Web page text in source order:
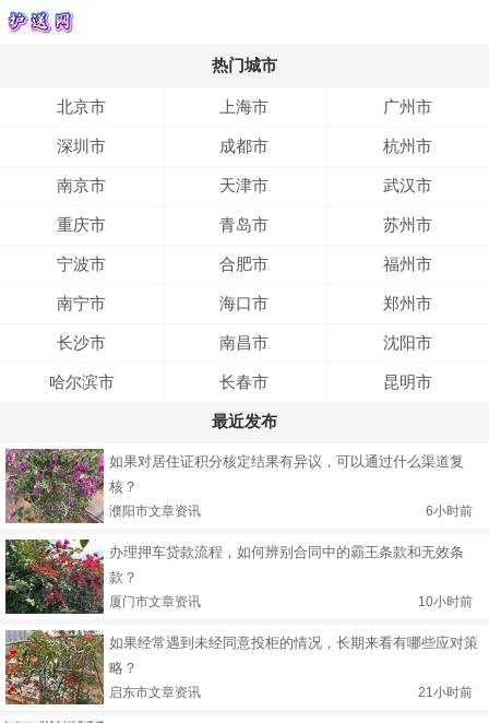
热门城市
北京市 上海市 广州市
深圳市 成都市 杭州市
南京市 天津市 武汉市
重庆市 青岛市 苏州市
宁波市 合肥市 福州市
南宁市 海口市 郑州市
长沙市 南昌市 沈阳市
哈尔滨市 长春市 昆明市
最近发布
如果对居住证积分核定结果有异议，可以通过什么渠道复
核？
濮阳市文章资讯 6小时前
办理押车贷款流程，如何辨别合同中的霸王条款和无效条
款？
厦门市文章资讯 10小时前
如果经常遇到未经同意投柜的情况，长期来看有哪些应对策
略？
启东市文章资讯 21小时前